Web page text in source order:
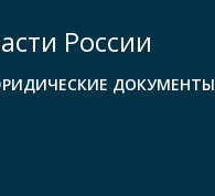
России
ДОКУМЕНТЫ